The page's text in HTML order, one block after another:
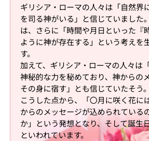
ギリシア・ローマの人々は「自然界
を司る神がいる」と信じていました
は、さらに「時間や月日といった『
ように神が存在する」という考えを
す。
加えて、ギリシア・ローマの人々は
神秘的な力を秘めており、神からの
その身に宿す」とも信じていたそう。
こうした点から、「〇月に咲く花に
からのメッセージが込められている
か」という発想となり、そして誕生
といわれています。